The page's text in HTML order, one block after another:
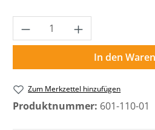
Produkt Anzahl: Gib
In den
Zum Merkzettel hinzufügen
Produktnummer: 601-110-01